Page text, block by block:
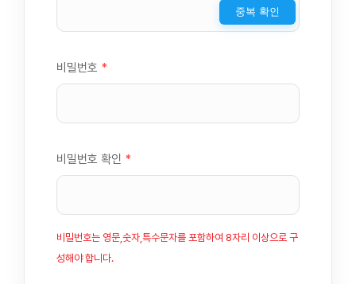
중복 확인
비밀번호 *
비밀번호 확인 *
비밀번호는 영문,숫자,특수문자를 포함하여 8자리 이상으로 구
성해야 합니다.